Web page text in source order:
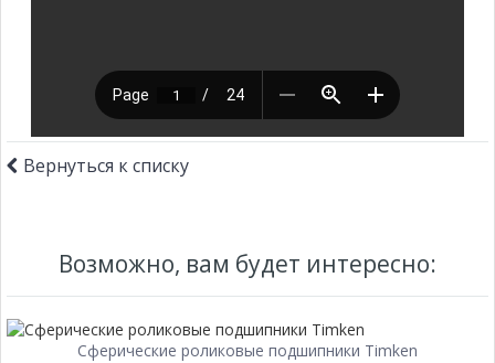
Вернуться к списку
Возможно, вам будет интересно:
Сферические роликовые подшипники Timken